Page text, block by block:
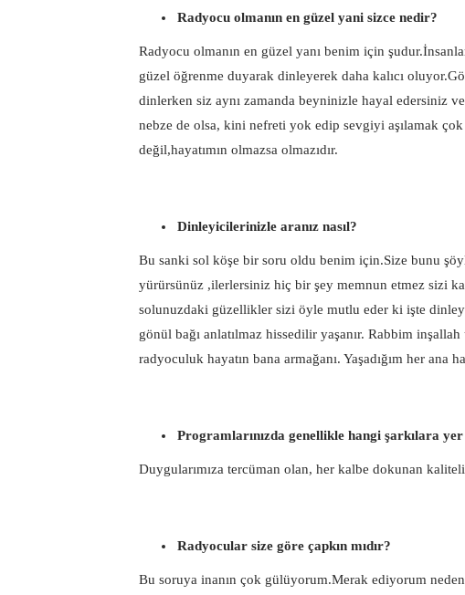
Radyocu olmanın en güzel yani sizce nedir?
Radyocu olmanın en güzel yanı benim için
güzel öğrenme duyarak dinleyerek daha kalıcı
dinlerken siz aynı zamanda beyninizle hayal edersiniz
nebze de olsa, kini nefreti yok edip sevgiyi aşılamak
değil,hayatımın olmazsa olmazıdır.
Dinleyicilerinizle aranız nasıl?
Bu sanki sol köşe bir soru oldu benim için.Size bunu
yürürsünüz ,ilerlersiniz hiç bir şey memnun etmez sizi
solunuzdaki güzellikler sizi öyle mutlu eder ki işte
gönül bağı anlatılmaz hissedilir yaşanır. Rabbim
radyoculuk hayatın bana armağanı. Yaşadığım her ana
Programlarınızda genellikle hangi şarkılara
Duygularımıza tercüman olan, her kalbe dokunan
Radyocular size göre çapkın mıdır?
Bu soruya inanın çok gülüyorum.Merak ediyorum neden